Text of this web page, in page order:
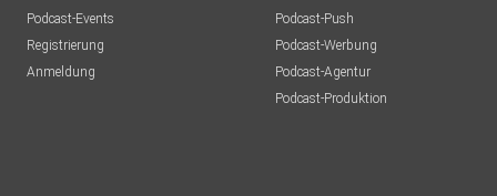
Sophia setzt sich als fahrradbegeisterte
Mobilitätsenthusiastin
dafür ein, die Verkehrswende nachhaltig mitzugestalten.
Podcast-Events
Registrierung
Anmeldung
Podcast-Push
Podcast-Werbung
Podcast-Agentur
Podcast-Produktion